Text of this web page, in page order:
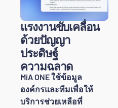
แรงงานขับเคลื่อน
ด้วยปัญญา
ประดิษฐ์
ความฉลาด
MiA ONE ใช้ข้อมูล
องค์กรและทีมเพื่อให้
บริการช่วยเหลือที่